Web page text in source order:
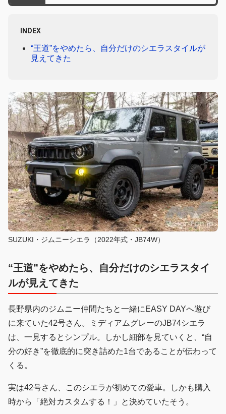
INDEX
“王道”をやめたら、自分だけのシエラスタイルが
見えてきた
SUZUKI・ジムニーシエラ（2022年式・JB74W）
“王道”をやめたら、自分だけのシエラスタイ
ルが見えてきた
長野県内のジムニー仲間たちと一緒にEASY DAYへ遊び
に来ていた42号さん。ミディアムグレーのJB74シエラ
は、一見するとシンプル。しかし細部を見ていくと、“自
分の好き”を徹底的に突き詰めた1台であることが伝わって
くる。
実は42号さん、このシエラが初めての愛車。しかも購入
時から「絶対カスタムする！」と決めていたそう。